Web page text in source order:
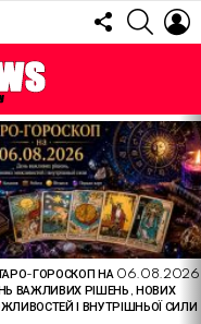
FOLLOW
US
ГОРОСКОП НА
ВАЖЛИВИХ РІШЕНЬ, НОВИХ
І ВНУТРІШНЬОЇ СИЛИ